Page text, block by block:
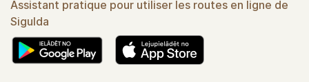
Assistant pratique pour utiliser les routes en ligne de
Sigulda